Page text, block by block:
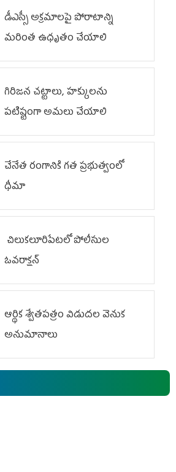
డీఎస్సీ అక్రమాలపై పోరాటాన్ని
మరింత ఉధృతం చేయాలి
గిరిజన చట్టాలు, హక్కులను
పటిష్టంగా అమలు చేయాలి
చేనేత రంగానికి గత ప్రభుత్వంలో
ధీమా
చిలుక‌లూరిపేట‌లో పోలీసుల
ఓవ‌రాక్ష‌న్‌
ఆర్థిక శ్వేతపత్రం విడుదల వెనుక
అనుమానాలు